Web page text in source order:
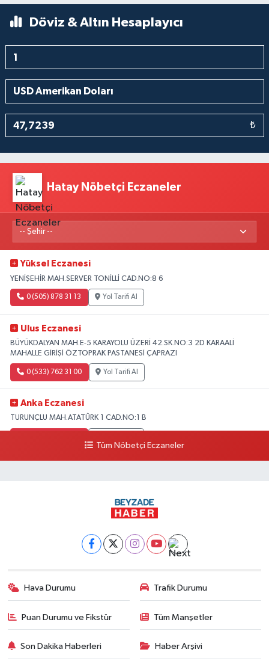
Döviz & Altın Hesaplayıcı
₺
Hatay Nöbetçi Eczaneler
Yüksel Eczanesi
YENİŞEHİR MAH.SERVER TONİLLİ CAD.NO:8 6
0 (505) 878 31 13 Yol Tarifi Al
Ulus Eczanesi
BÜYÜKDALYAN MAH.E-5 KARAYOLU ÜZERİ 42.SK.NO:3 2D KARAALİ
MAHALLE GİRİŞİ ÖZTOPRAK PASTANESİ ÇAPRAZI
0 (533) 762 31 00 Yol Tarifi Al
Anka Eczanesi
TURUNÇLU MAH.ATATÜRK 1 CAD.NO:1 B
Yol Tarifi Al
Altınok Eczanesi
DEFNE DEVLET HASTANESİ KARŞISI
ARPAÇİFTLİK MAH.SİTELER CAD.ARSUZ DEVLET HASTANESİ KARŞISI
0 (531) 551 16 31 Yol Tarifi Al
Esenocak Eczanesi
Tüm Nöbetçi Eczaneler
Hava Durumu Trafik Durumu
Puan Durumu ve Fikstür Tüm Manşetler
Son Dakika Haberleri Haber Arşivi